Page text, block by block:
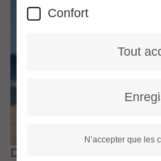
Devinir Granny, c’est facile
Confort
Tout
N’accepter que les